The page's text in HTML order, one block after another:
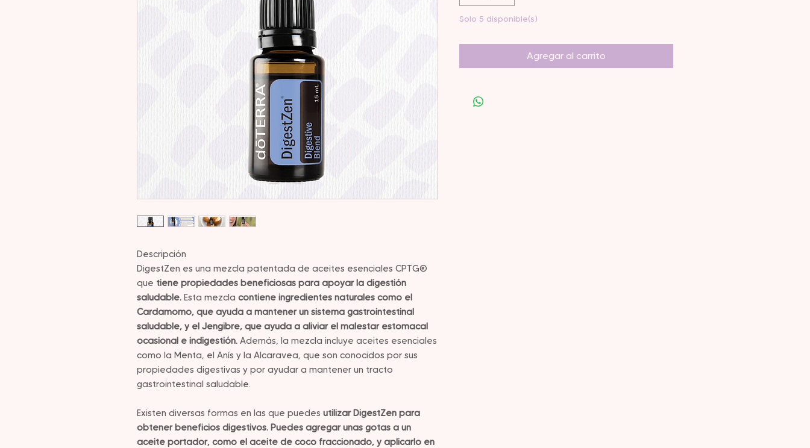
Descripción
DigestZen es una mezcla patentada de aceites esenciales CPTG®
que tiene propiedades beneficiosas para apoyar la digestión
saludable. Esta mezcla contiene ingredientes naturales como el
Cardamomo, que ayuda a mantener un sistema gastrointestinal
saludable, y el Jengibre, que ayuda a aliviar el malestar estomacal
ocasional e indigestión. Además, la mezcla incluye aceites esenciales
como la Menta, el Anís y la Alcaravea, que son conocidos por sus
propiedades digestivas y por ayudar a mantener un tracto
gastrointestinal saludable.
Existen diversas formas en las que puedes utilizar DigestZen para
obtener beneficios digestivos. Puedes agregar unas gotas a un
aceite portador, como el aceite de coco fraccionado, y aplicarlo en
Solo 5 disponible(s)
Agregar al carrito